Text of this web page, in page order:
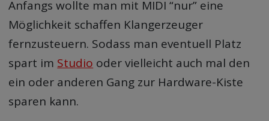
Anfangs wollte man mit MIDI “nur” eine
Möglichkeit schaffen Klangerzeuger
fernzusteuern. Sodass man eventuell Platz
spart im Studio oder vielleicht auch mal den
ein oder anderen Gang zur Hardware-Kiste
sparen kann.